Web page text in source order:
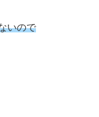
いので